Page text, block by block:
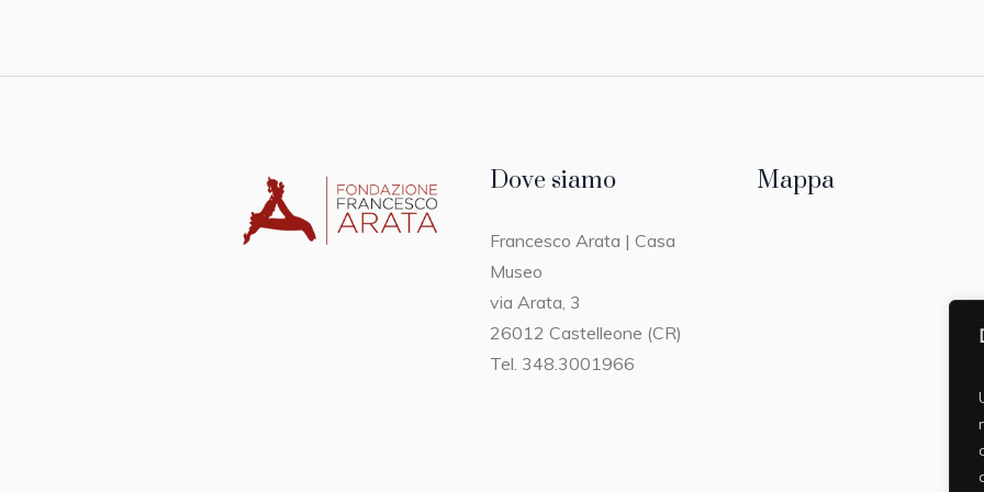
Dove siamo
Francesco Arata | Casa
Museo
via Arata, 3
26012 Castelleone (CR)
Tel. 348.3001966
Mappa